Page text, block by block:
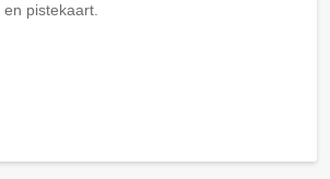
pistekaart.